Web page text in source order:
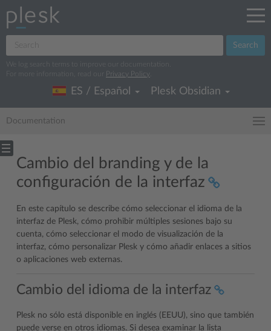
Search
We log search terms to improve our documentation.
For more information, read our
Privacy Policy
ES / Español Plesk Obsidian
Documentation
Cambio del branding y de la
configuración de la interfaz
En este capítulo se describe cómo seleccionar el idioma de la
interfaz de Plesk, cómo prohibir múltiples sesiones bajo su
cuenta, cómo seleccionar el modo de visualización de la
interfaz, cómo personalizar Plesk y cómo añadir enlaces a sitios
o aplicaciones web externas.
Cambio del idioma de la interfaz
Plesk no sólo está disponible en inglés (EEUU), sino que también
puede verse en otros idiomas. Si desea examinar la lista